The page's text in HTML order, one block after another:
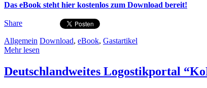
Das eBook steht hier kostenlos zum Download bereit!
Share
Allgemein Download, eBook, Gastartikel
Mehr lesen
Deutschlandweites Logostikportal